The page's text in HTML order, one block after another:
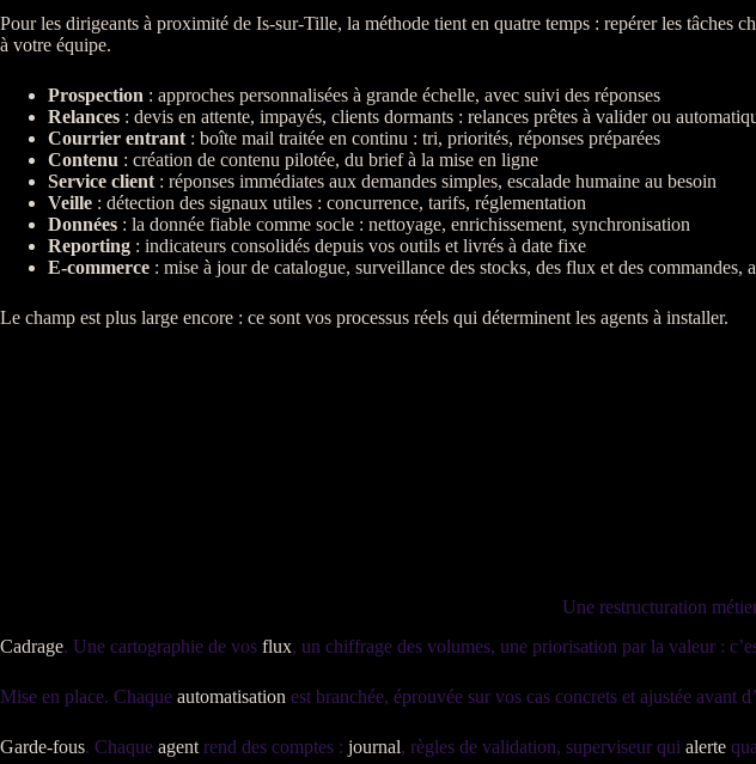
Pour les dirigeants à proximité de Is-sur-Tille, la méthode tient en quatre temps : repérer les tâches
à votre équipe.
Prospection : approches personnalisées à grande échelle, avec suivi des réponses
Relances : devis en attente, impayés, clients dormants : relances prêtes à valider ou
Courrier entrant : boîte mail traitée en continu : tri, priorités, réponses préparées
Contenu : création de contenu pilotée, du brief à la mise en ligne
Service client : réponses immédiates aux demandes simples, escalade humaine au besoin
Veille : détection des signaux utiles : concurrence, tarifs, réglementation
Données : la donnée fiable comme socle : nettoyage, enrichissement, synchronisation
Reporting : indicateurs consolidés depuis vos outils et livrés à date fixe
E-commerce : mise à jour de catalogue, surveillance des stocks, des flux et des commandes,
Le champ est plus large encore : ce sont vos processus réels qui déterminent les agents à installer.
Une restructuration
Cadrage. Une cartographie de vos flux, un chiffrage des volumes, une priorisation par la valeur :
Mise en place. Chaque automatisation est branchée, éprouvée sur vos cas concrets et ajustée avant
Garde-fous. Chaque agent rend des comptes : journal, règles de validation, superviseur qui alerte